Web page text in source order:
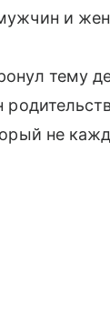
и
тему
не